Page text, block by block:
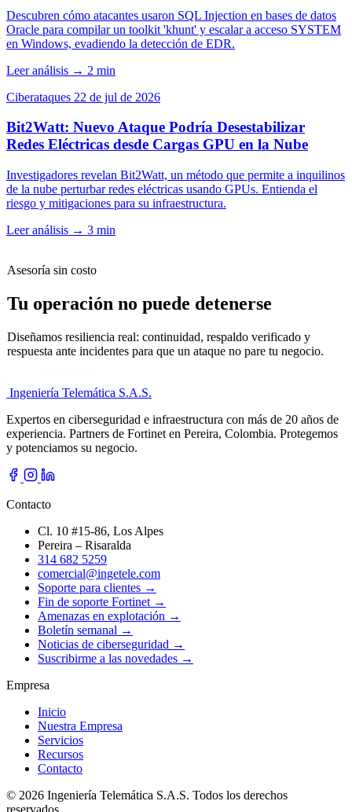
Descubren cómo atacantes usaron SQL Injection en bases de datos
Oracle para compilar un toolkit 'khunt' y escalar a acceso SYSTEM
en Windows, evadiendo la detección de EDR.
Leer análisis → 2 min
Ciberataques 22 de jul de 2026
Bit2Watt: Nuevo Ataque Podría Desestabilizar
Redes Eléctricas desde Cargas GPU en la Nube
Investigadores revelan Bit2Watt, un método que permite a inquilinos
de la nube perturbar redes eléctricas usando GPUs. Entienda el
riesgo y mitigaciones para su infraestructura.
Leer análisis → 3 min
Asesoría sin costo
Tu operación no puede detenerse
Diseñamos resiliencia real: continuidad, respaldo verificado y
respuesta ante incidentes para que un ataque no pare tu negocio.
Ingeniería Telemática S.A.S.
Expertos en ciberseguridad e infraestructura con más de 20 años de
experiencia. Partners de Fortinet en Pereira, Colombia. Protegemos
y potenciamos su negocio.
Contacto
Cl. 10 #15-86, Los Alpes
Pereira – Risaralda
314 682 5259
comercial@ingetele.com
Soporte para clientes →
Fin de soporte Fortinet →
Amenazas en explotación →
Boletín semanal →
Noticias de ciberseguridad →
Suscribirme a las novedades →
Empresa
Inicio
Nuestra Empresa
Servicios
Recursos
Contacto
© 2026 Ingeniería Telemática S.A.S. Todos los derechos
reservados.